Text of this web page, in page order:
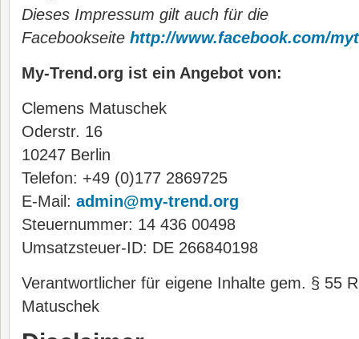
Dieses Impressum gilt auch für die
Facebookseite http://www.facebook.com/
My-Trend.org ist ein Angebot von:
Clemens Matuschek
Oderstr. 16
10247 Berlin
Telefon: +49 (0)177 2869725
E-Mail: admin@my-trend.org
Steuernummer: 14 436 00498
Umsatzsteuer-ID: DE 266840198
Verantwortlicher für eigene Inhalte gem. § 55
Matuschek